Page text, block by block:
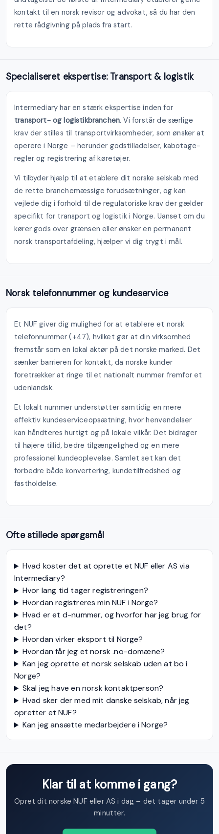
kontakt til en norsk revisor og advokat, så du har den
rette rådgivning på plads fra start.
Specialiseret ekspertise: Transport & logistik
Intermediary har en stærk ekspertise inden for
transport- og logistikbranchen. Vi forstår de særlige
krav der stilles til transportvirksomheder, som ønsker at
operere i Norge – herunder godstilladelser, kabotage-
regler og registrering af køretøjer.
Vi tilbyder hjælp til at etablere dit norske selskab med
de rette branchemæssige forudsætninger, og kan
vejlede dig i forhold til de regulatoriske krav der gælder
specifikt for transport og logistik i Norge. Uanset om du
kører gods over grænsen eller ønsker en permanent
norsk transportafdeling, hjælper vi dig trygt i mål.
Norsk telefonnummer og kundeservice
Et NUF giver dig mulighed for at etablere et norsk
telefonnummer (+47), hvilket gør at din virksomhed
fremstår som en lokal aktør på det norske marked. Det
sænker barrieren for kontakt, da norske kunder
foretrækker at ringe til et nationalt nummer fremfor et
udenlandsk.
Et lokalt nummer understøtter samtidig en mere
effektiv kundeserviceopsætning, hvor henvendelser
kan håndteres hurtigt og på lokale vilkår. Det bidrager
til højere tillid, bedre tilgængelighed og en mere
professionel kundeoplevelse. Samlet set kan det
forbedre både konvertering, kundetilfredshed og
fastholdelse.
Ofte stillede spørgsmål
Hvad koster det at oprette et NUF eller AS via
Intermediary?
Hvor lang tid tager registreringen?
Hvordan registreres min NUF i Norge?
Hvad er et d-nummer, og hvorfor har jeg brug for
det?
Hvordan virker eksport til Norge?
Hvordan får jeg et norsk .no-domæne?
Kan jeg oprette et norsk selskab uden at bo i
Norge?
Skal jeg have en norsk kontaktperson?
Hvad sker der med mit danske selskab, når jeg
opretter et NUF?
Kan jeg ansætte medarbejdere i Norge?
Klar til at komme i gang?
Opret dit norske NUF eller AS i dag – det tager under 5
minutter.